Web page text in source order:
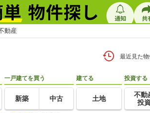
動産
最近見た
一戸建てを買う
新築 中古
建てる
土地
投資する
不動
投